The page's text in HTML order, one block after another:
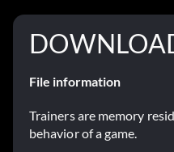
File information
Trainers are memory
behavior of a game.